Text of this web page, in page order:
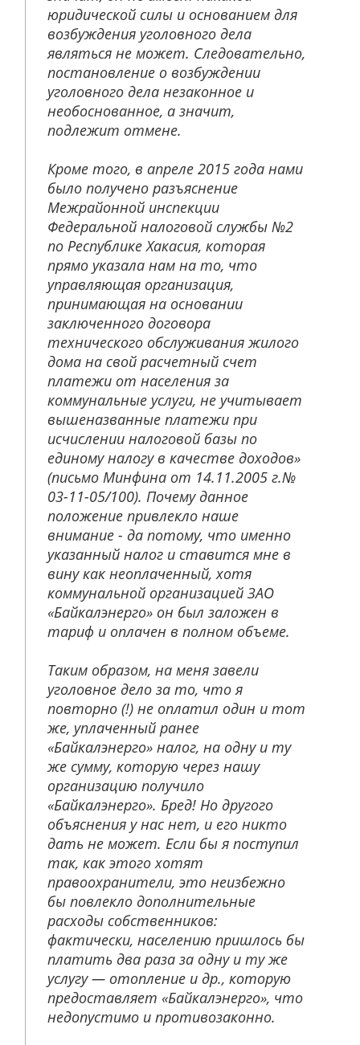
юридической силы и основанием для
возбуждения уголовного дела
являться не может. Следовательно,
постановление о возбуждении
уголовного дела незаконное и
необоснованное, а значит,
подлежит отмене.
Кроме того, в апреле 2015 года нами
было получено разъяснение
Межрайонной инспекции
Федеральной налоговой службы №2
по Республике Хакасия, которая
прямо указала нам на то, что
управляющая организация,
принимающая на основании
заключенного договора
технического обслуживания жилого
дома на свой расчетный счет
платежи от населения за
коммунальные услуги, не учитывает
вышеназванные платежи при
исчислении налоговой базы по
единому налогу в качестве доходов»
(письмо Минфина от 14.11.2005 г.№
03-11-05/100). Почему данное
положение привлекло наше
внимание - да потому, что именно
указанный налог и ставится мне в
вину как неоплаченный, хотя
коммунальной организацией ЗАО
«Байкалэнерго» он был заложен в
тариф и оплачен в полном объеме.
Таким образом, на меня завели
уголовное дело за то, что я
повторно (!) не оплатил один и тот
же, уплаченный ранее
«Байкалэнерго» налог, на одну и ту
же сумму, которую через нашу
организацию получило
«Байкалэнерго». Бред! Но другого
объяснения у нас нет, и его никто
дать не может. Если бы я поступил
так, как этого хотят
правоохранители, это неизбежно
бы повлекло дополнительные
расходы собственников:
фактически, населению пришлось бы
платить два раза за одну и ту же
услугу — отопление и др., которую
предоставляет «Байкалэнерго», что
недопустимо и противозаконно.